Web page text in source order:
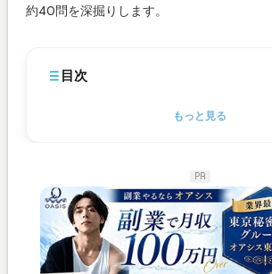
約40問を深掘りします。
目次
もっと見る
PR